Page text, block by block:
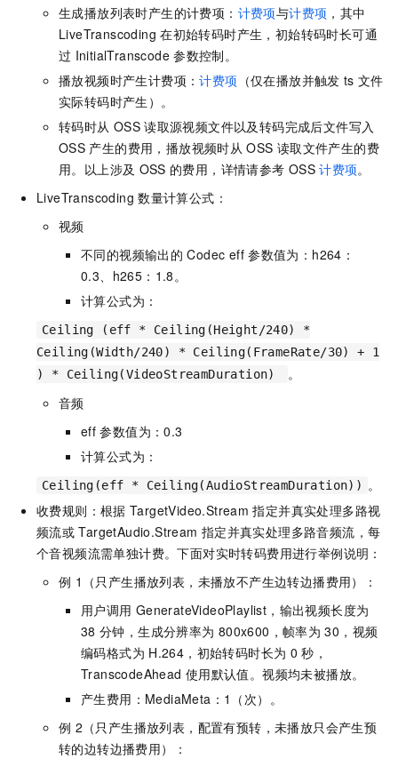
生成播放列表时产生的计费项： 计费项与计费项 ，其中
LiveTranscoding 在初始转码时产生，初始转码时长可通
过 InitialTranscode 参数控制。
播放视频时产生计费项：计费项 （仅在播放并触发 ts 文件
实际转码时产生）。
转码时从 OSS 读取源视频文件以及转码完成后文件写入
OSS 产生的费用，播放视频时从 OSS 读取文件产生的费
用。以上涉及 OSS 的费用，详情请参考 OSS 计费项。
LiveTranscoding 数量计算公式：
视频
不同的视频输出的 Codec eff 参数值为：h264：
0.3、h265：1.8。
计算公式为：
Ceiling (eff * Ceiling(Height/240) *
Ceiling(Width/240) * Ceiling(FrameRate/30) + 1
) * Ceiling(VideoStreamDuration)
。
音频
eff 参数值为：0.3
计算公式为：
Ceiling(eff * Ceiling(AudioStreamDuration)) 。
收费规则：根据 TargetVideo.Stream 指定并真实处理多路视
频流或 TargetAudio.Stream 指定并真实处理多路音频流，每
个音视频流需单独计费。下面对实时转码费用进行举例说明：
例 1（只产生播放列表，未播放不产生边转边播费用）：
用户调用 GenerateVideoPlaylist，输出视频长度为
38 分钟，生成分辨率为 800x600，帧率为 30，视频
编码格式为 H.264，初始转码时长为 0 秒，
TranscodeAhead 使用默认值。视频均未被播放。
产生费用：MediaMeta：1（次）。
例 2（只产生播放列表，配置有预转，未播放只会产生预
转的边转边播费用）：